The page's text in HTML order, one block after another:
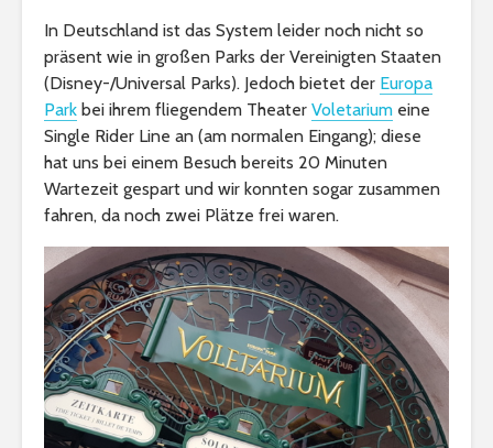
In Deutschland ist das System leider noch nicht so
präsent wie in großen Parks der Vereinigten Staaten
(Disney-/Universal Parks). Jedoch bietet der Europa
Park bei ihrem fliegendem Theater Voletarium eine
Single Rider Line an (am normalen Eingang); diese
hat uns bei einem Besuch bereits 20 Minuten
Wartezeit gespart und wir konnten sogar zusammen
fahren, da noch zwei Plätze frei waren.